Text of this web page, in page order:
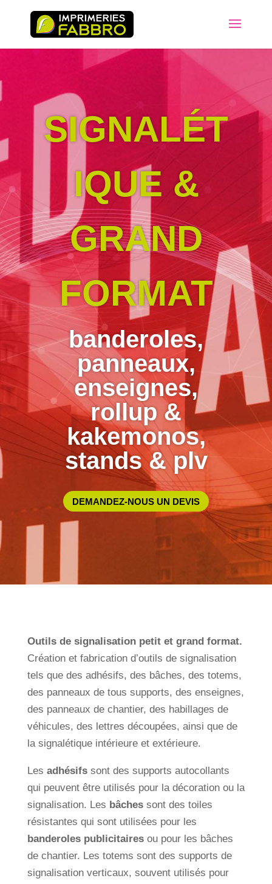
SIGNALÉT
IQUE &
GRAND
FORMAT
banderoles,
panneaux,
enseignes,
rollup &
kakemonos,
stands & plv
DEMANDEZ-NOUS UN DEVIS
Outils de signalisation petit et grand format.
Création et fabrication d’outils de signalisation
tels que des adhésifs, des bâches, des totems,
des panneaux de tous supports, des enseignes,
des panneaux de chantier, des habillages de
véhicules, des lettres découpées, ainsi que de
la signalétique intérieure et extérieure.
Les adhésifssont des supports autocollants
qui peuvent être utilisés pour la décoration ou la
signalisation. Les bâches sont des toiles
résistantes qui sont utilisées pour les
banderoles publicitairesou pour les bâches
de chantier. Les totems sont des supports de
signalisation verticaux, souvent utilisés pour